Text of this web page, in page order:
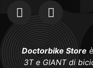
Doctorbike Store
3T e GIANT di